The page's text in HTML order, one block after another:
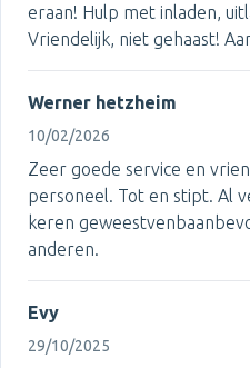
eraan! Hulp met inladen,
Vriendelijk, niet gehaast!
Werner hetzheim
10/02/2026
Zeer goede service en
personeel. Tot en stipt. Al
keren
anderen.
Evy
29/10/2025